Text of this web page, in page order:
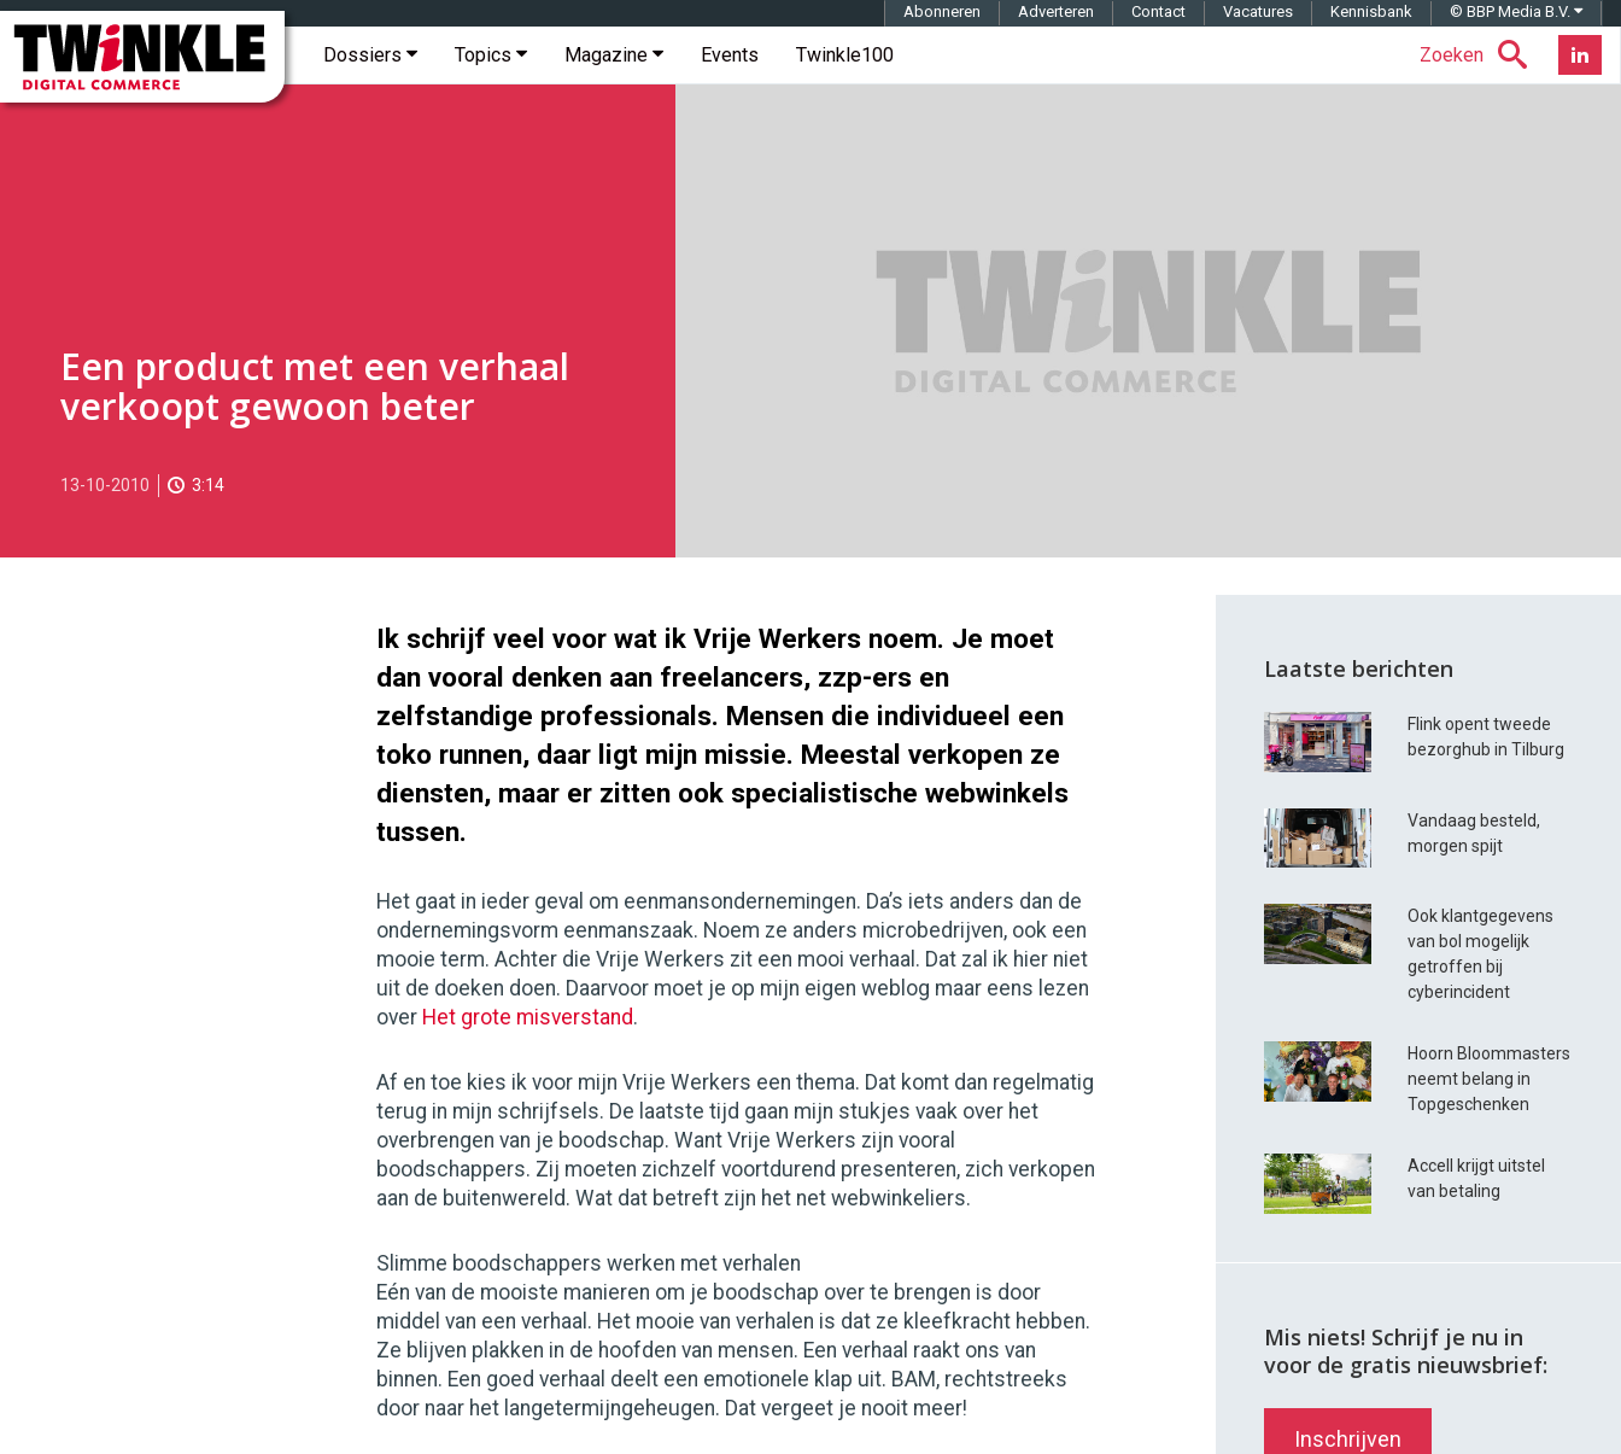
Twinkle
Digital
Commerce
Hoofdmenu Zoeken
Dossiers Topics Magazine Events Twinkle100
Topmenu Abonneren Adverteren Contact Vacatures Kennisbank © BBP Media B.V.
Een product met een verhaal
verkoopt gewoon beter
2010-
2017-
13-10-2010 3:14
Ik schrijf veel voor wat ik Vrije Werkers noem. Je moet
dan vooral denken aan freelancers, zzp-ers en
zelfstandige professionals. Mensen die individueel een
toko runnen, daar ligt mijn missie. Meestal verkopen ze
diensten, maar er zitten ook specialistische webwinkels
tussen.
Het gaat in ieder geval om eenmansondernemingen. Da’s iets anders dan de
ondernemingsvorm eenmanszaak. Noem ze anders microbedrijven, ook een
mooie term. Achter die Vrije Werkers zit een mooi verhaal. Dat zal ik hier niet
uit de doeken doen. Daarvoor moet je op mijn eigen weblog maar eens lezen
over Het grote misverstand.
Af en toe kies ik voor mijn Vrije Werkers een thema. Dat komt dan regelmatig
terug in mijn schrijfsels. De laatste tijd gaan mijn stukjes vaak over het
overbrengen van je boodschap. Want Vrije Werkers zijn vooral
boodschappers. Zij moeten zichzelf voortdurend presenteren, zich verkopen
aan de buitenwereld. Wat dat betreft zijn het net webwinkeliers.
Slimme boodschappers werken met verhalen
Eén van de mooiste manieren om je boodschap over te brengen is door
middel van een verhaal. Het mooie van verhalen is dat ze kleefkracht hebben.
Ze blijven plakken in de hoofden van mensen. Een verhaal raakt ons van
binnen. Een goed verhaal deelt een emotionele klap uit. BAM, rechtstreeks
door naar het langetermijngeheugen. Dat vergeet je nooit meer!
Laatste berichten
Flink opent tweede
bezorghub in Tilburg
Vandaag besteld,
morgen spijt
Ook klantgegevens
van bol mogelijk
getroffen bij
cyberincident
Hoorn Bloommasters
neemt belang in
Topgeschenken
Accell krijgt uitstel
van betaling
Mis niets! Schrijf je nu in
voor de gratis nieuwsbrief:
Inschrijven